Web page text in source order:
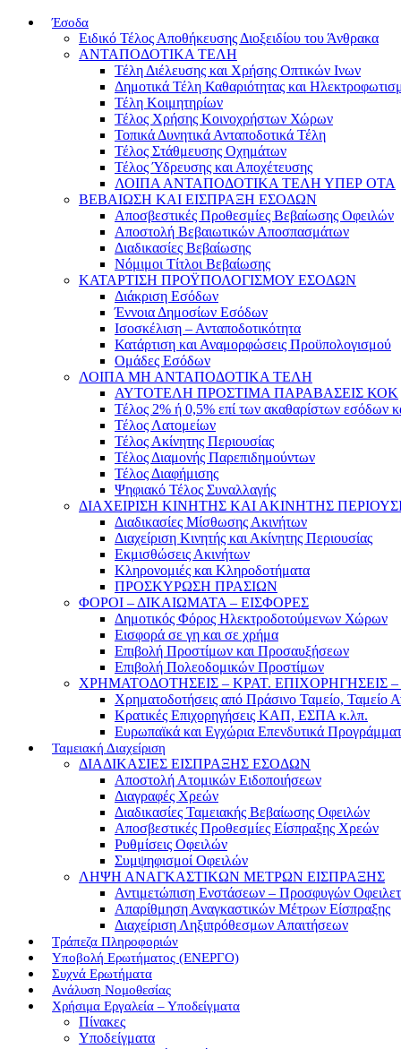
Έσοδα
Ειδικό Τέλος Αποθήκευσης Διοξειδίου του Άνθρακα
ΑΝΤΑΠΟΔΟΤΙΚΑ ΤΕΛΗ
Τέλη Διέλευσης και Χρήσης Οπτικών Ινων
Δημοτικά Τέλη Καθαριότητας και
Τέλη Κοιμητηρίων
Τέλος Χρήσης Κοινοχρήστων Χώρων
Τοπικά Δυνητικά Ανταποδοτικά Τέλη
Τέλος Στάθμευσης Οχημάτων
Τέλος Ύδρευσης και Αποχέτευσης
ΛΟΙΠΑ ΑΝΤΑΠΟΔΟΤΙΚΑ ΤΕΛΗ ΥΠΕΡ ΟΤΑ
ΒΕΒΑΙΩΣΗ ΚΑΙ ΕΙΣΠΡΑΞΗ ΕΣΟΔΩΝ
Αποσβεστικές Προθεσμίες Βεβαίωσης Οφειλών
Αποστολή Βεβαιωτικών Αποσπασμάτων
Διαδικασίες Βεβαίωσης
Νόμιμοι Τίτλοι Βεβαίωσης
ΚΑΤΑΡΤΙΣΗ ΠΡΟΫΠΟΛΟΓΙΣΜΟΥ ΕΣΟΔΩΝ
Διάκριση Εσόδων
Έννοια Δημοσίων Εσόδων
Ισοσκέλιση – Ανταποδοτικότητα
Κατάρτιση και Αναμορφώσεις Προϋπολογισμού
Ομάδες Εσόδων
ΛΟΙΠΑ ΜΗ ΑΝΤΑΠΟΔΟΤΙΚΑ ΤΕΛΗ
ΑΥΤΟΤΕΛΗ ΠΡΟΣΤΙΜΑ ΠΑΡΑΒΑΣΕΙΣ ΚΟΚ
Τέλος 2% ή 0,5% επί των ακαθαρίστων εσόδων
Τέλος Λατομείων
Τέλος Ακίνητης Περιουσίας
Τέλος Διαμονής Παρεπιδημούντων
Τέλος Διαφήμισης
Ψηφιακό Τέλος Συναλλαγής
ΔΙΑΧΕΙΡΙΣΗ ΚΙΝΗΤΗΣ ΚΑΙ ΑΚΙΝΗΤΗΣ
Διαδικασίες Μίσθωσης Ακινήτων
Διαχείριση Κινητής και Ακίνητης Περιουσίας
Εκμισθώσεις Ακινήτων
Κληρονομιές και Κληροδοτήματα
ΠΡΟΣΚΥΡΩΣΗ ΠΡΑΣΙΩΝ
ΦΟΡΟΙ – ΔΙΚΑΙΩΜΑΤΑ – ΕΙΣΦΟΡΕΣ
Δημοτικός Φόρος Ηλεκτροδοτούμενων Χώρων
Εισφορά σε γη και σε χρήμα
Επιβολή Προστίμων και Προσαυξήσεων
Επιβολή Πολεοδομικών Προστίμων
ΧΡΗΜΑΤΟΔΟΤΗΣΕΙΣ – ΚΡΑΤ. ΕΠΙΧΟΡΗΓΗΣΕΙΣ
Χρηματοδοτήσεις από Πράσινο Ταμείο,
Κρατικές Επιχορηγήσεις ΚΑΠ, ΕΣΠΑ κ.λπ.
Ευρωπαϊκά και Εγχώρια Επενδυτικά
Ταμειακή Διαχείριση
ΔΙΑΔΙΚΑΣΙΕΣ ΕΙΣΠΡΑΞΗΣ ΕΣΟΔΩΝ
Αποστολή Ατομικών Ειδοποιήσεων
Διαγραφές Χρεών
Διαδικασίες Ταμειακής Βεβαίωσης Οφειλών
Αποσβεστικές Προθεσμίες Είσπραξης Χρεών
Ρυθμίσεις Οφειλών
Συμψηφισμοί Οφειλών
ΛΗΨΗ ΑΝΑΓΚΑΣΤΙΚΩΝ ΜΕΤΡΩΝ ΕΙΣΠΡΑΞΗΣ
Αντιμετώπιση Ενστάσεων – Προσφυγών
Απαρίθμηση Αναγκαστικών Μέτρων Είσπραξης
Διαχείριση Ληξιπρόθεσμων Απαιτήσεων
Τράπεζα Πληροφοριών
Υποβολή Ερωτήματος (ΕΝΕΡΓΟ)
Συχνά Ερωτήματα
Ανάλυση Νομοθεσίας
Χρήσιμα Εργαλεία – Υποδείγματα
Πίνακες
Υποδείγματα